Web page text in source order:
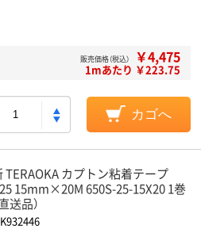
販売価格（税込） ￥4,475
1mあたり ￥223.75
カゴへ
TERAOKA カプトン粘着テープ
15mm×20M 650S-25-15X20 1巻
送品）